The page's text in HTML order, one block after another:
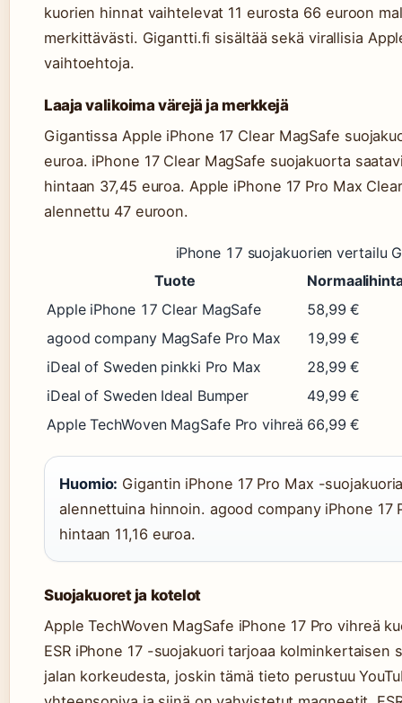
kuorien hinnat vaihtelevat 11 eurosta 66 euroon
merkittävästi. Gigantti.fi sisältää sekä virallisia
vaihtoehtoja.
Laaja valikoima värejä ja merkkejä
Gigantissa Apple iPhone 17 Clear MagSafe
euroa. iPhone 17 Clear MagSafe suojakuorta
hintaan 37,45 euroa. Apple iPhone 17 Pro Max
alennettu 47 euroon.
iPhone 17 suojakuorien vertailu
Tuote
Apple iPhone 17 Clear MagSafe
58,99 €
agood company MagSafe Pro Max
19,99 €
iDeal of Sweden pinkki Pro Max
28,99 €
iDeal of Sweden Ideal Bumper
49,99 €
Apple TechWoven MagSafe Pro vihreä 66,99 €
Huomio: Gigantin iPhone 17 Pro Max -
alennettuina hinnoin. agood company iPhone 17
hintaan 11,16 euroa.
Suojakuoret ja kotelot
Apple TechWoven MagSafe iPhone 17 Pro vihreä
ESR iPhone 17 -suojakuori tarjoaa kolminkertaisen
jalan korkeudesta, joskin tämä tieto perustuu